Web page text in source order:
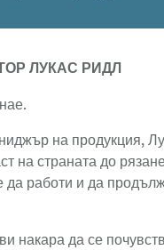
ЛУКАС РИДЛ
на продукция,
на страната до
да работи и да
накара да се